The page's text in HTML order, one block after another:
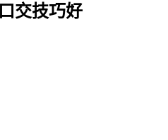
交技巧好